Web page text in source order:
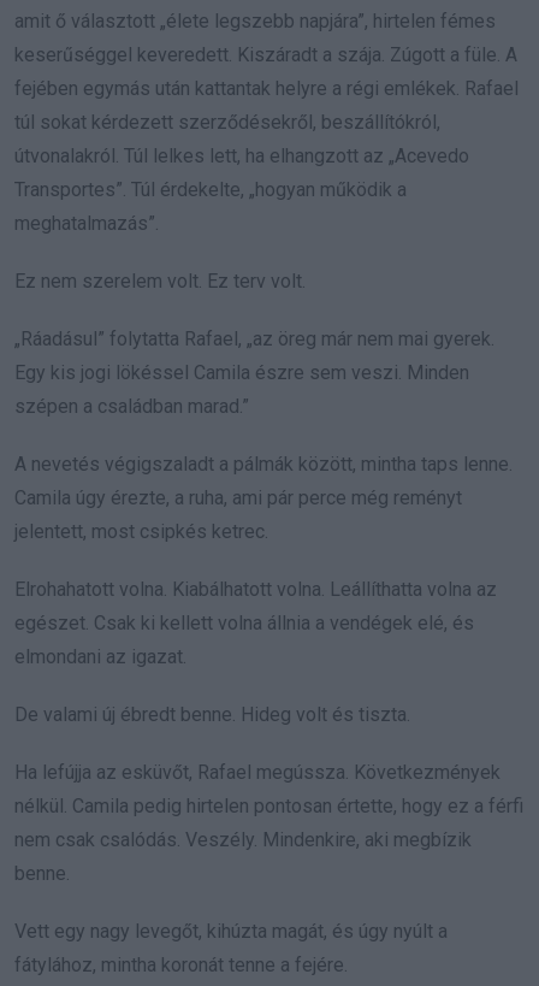
amit ő választott „élete legszebb napjára”, hirtelen fémes
keserűséggel keveredett. Kiszáradt a szája. Zúgott a füle. A
fejében egymás után kattantak helyre a régi emlékek. Rafael
túl sokat kérdezett szerződésekről, beszállítókról,
útvonalakról. Túl lelkes lett, ha elhangzott az „Acevedo
Transportes”. Túl érdekelte, „hogyan működik a
meghatalmazás”.
Ez nem szerelem volt. Ez terv volt.
„Ráadásul” folytatta Rafael, „az öreg már nem mai gyerek.
Egy kis jogi lökéssel Camila észre sem veszi. Minden
szépen a családban marad.”
A nevetés végigszaladt a pálmák között, mintha taps lenne.
Camila úgy érezte, a ruha, ami pár perce még reményt
jelentett, most csipkés ketrec.
Elrohahatott volna. Kiabálhatott volna. Leállíthatta volna az
egészet. Csak ki kellett volna állnia a vendégek elé, és
elmondani az igazat.
De valami új ébredt benne. Hideg volt és tiszta.
Ha lefújja az esküvőt, Rafael megússza. Következmények
nélkül. Camila pedig hirtelen pontosan értette, hogy ez a férfi
nem csak csalódás. Veszély. Mindenkire, aki megbízik
benne.
Vett egy nagy levegőt, kihúzta magát, és úgy nyúlt a
fátylához, mintha koronát tenne a fejére.